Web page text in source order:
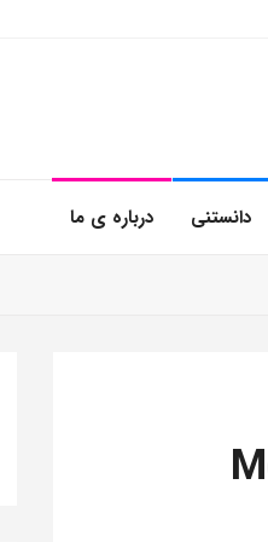
دانستنی درباره ی ما